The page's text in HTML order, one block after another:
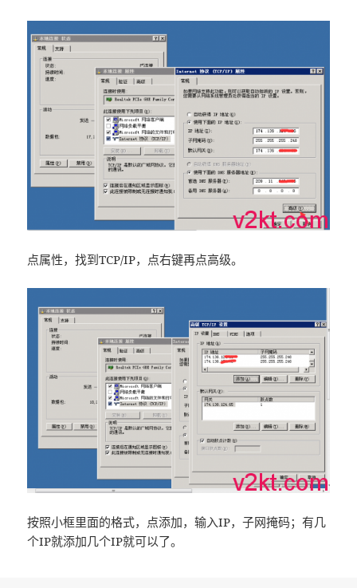
点属性，找到TCP/IP，点右键再点高级。
按照小框里面的格式，点添加，输入IP，子网掩码；有几
个IP就添加几个IP就可以了。